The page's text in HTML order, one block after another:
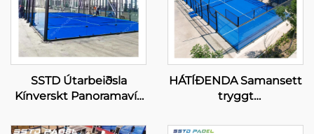
SSTD Útarbeiðsla
Kínverskt Panoramavís
krafavegsbúnaður
HÁTÍÐENDA Samansett
tryggt
Panoramavís svæði